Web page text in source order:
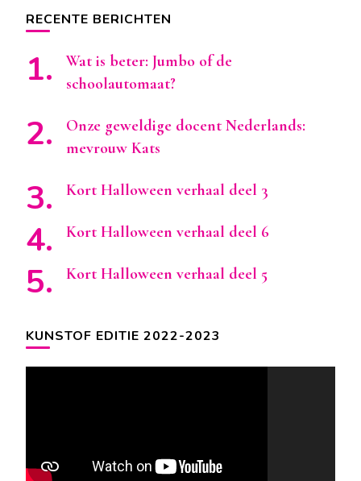
RECENTE BERICHTEN
Wat is beter: Jumbo of de
schoolautomaat?
Onze geweldige docent Nederlands:
mevrouw Kats
Kort Halloween verhaal deel 3
Kort Halloween verhaal deel 6
Kort Halloween verhaal deel 5
KUNSTOF EDITIE 2022-2023